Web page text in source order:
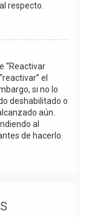
respecto.
“Reactivar
el
si no lo
deshabilitado o
aún.
al
de hacerlo.